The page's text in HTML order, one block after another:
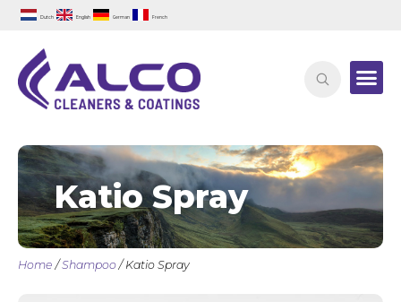
Dutch English German French
Katio Spray
Home /Shampoo/ Katio Spray